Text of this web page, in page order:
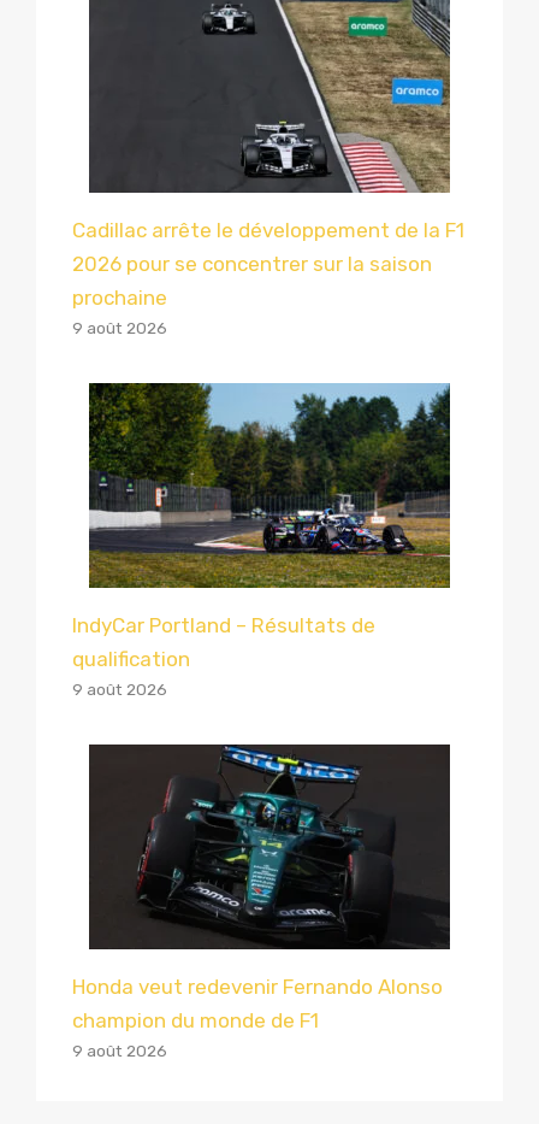
Cadillac arrête le développement de la F1
2026 pour se concentrer sur la saison
prochaine
9 août 2026
IndyCar Portland – Résultats de
qualification
9 août 2026
Honda veut redevenir Fernando Alonso
champion du monde de F1
9 août 2026